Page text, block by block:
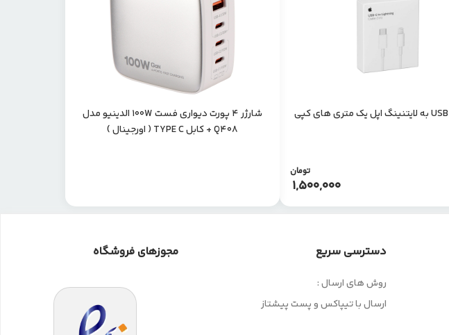
1,500,000
تومان
شارژر 4 پورت دیواری فست 100W الدینیو مدل
Q408 + کابل TYPE C ( اورجینال )
دسترسی سریع
روش های ارسال :
ارسال با تیپاکس و پست پیشتاز
مجوزهای فروشگاه